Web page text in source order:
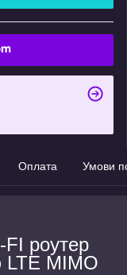
Оплата Умови
роутер
LTE MIMO